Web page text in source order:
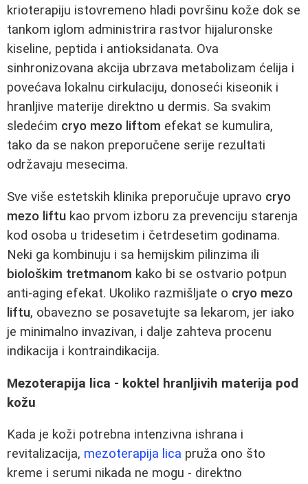
krioterapiju istovremeno hladi površinu kože dok se
tankom iglom administrira rastvor hijaluronske
kiseline, peptida i antioksidanata. Ova
sinhronizovana akcija ubrzava metabolizam ćelija i
povećava lokalnu cirkulaciju, donoseći kiseonik i
hranljive materije direktno u dermis. Sa svakim
sledećim cryo mezo liftom efekat se kumulira,
tako da se nakon preporučene serije rezultati
održavaju mesecima.
Sve više estetskih klinika preporučuje upravo cryo
mezo liftu kao prvom izboru za prevenciju starenja
kod osoba u tridesetim i četrdesetim godinama.
Neki ga kombinuju i sa hemijskim pilinzima ili
biološkim tretmanom kako bi se ostvario potpun
anti-aging efekat. Ukoliko razmišljate o cryo mezo
liftu, obavezno se posavetujte sa lekarom, jer iako
je minimalno invazivan, i dalje zahteva procenu
indikacija i kontraindikacija.
Mezoterapija lica - koktel hranljivih materija pod
kožu
Kada je koži potrebna intenzivna ishrana i
revitalizacija, mezoterapija lica pruža ono što
kreme i serumi nikada ne mogu - direktno